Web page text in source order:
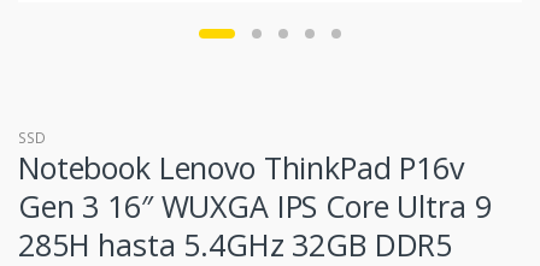
SSD
Notebook Lenovo ThinkPad P16v
Gen 3 16″ WUXGA IPS Core Ultra 9
285H hasta 5.4GHz 32GB DDR5